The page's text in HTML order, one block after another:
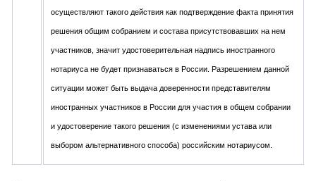
осуществляют такого действия как подтверждение факта принятия
решения общим собранием и состава присутствовавших на нем
участников, значит удостоверительная надпись иностранного
нотариуса не будет признаваться в России. Разрешением данной
ситуации может быть выдача доверенности представителям
иностранных участников в России для участия в общем собрании
и удостоверение такого решения (с изменениями устава или
выбором альтернативного способа) российским нотариусом.